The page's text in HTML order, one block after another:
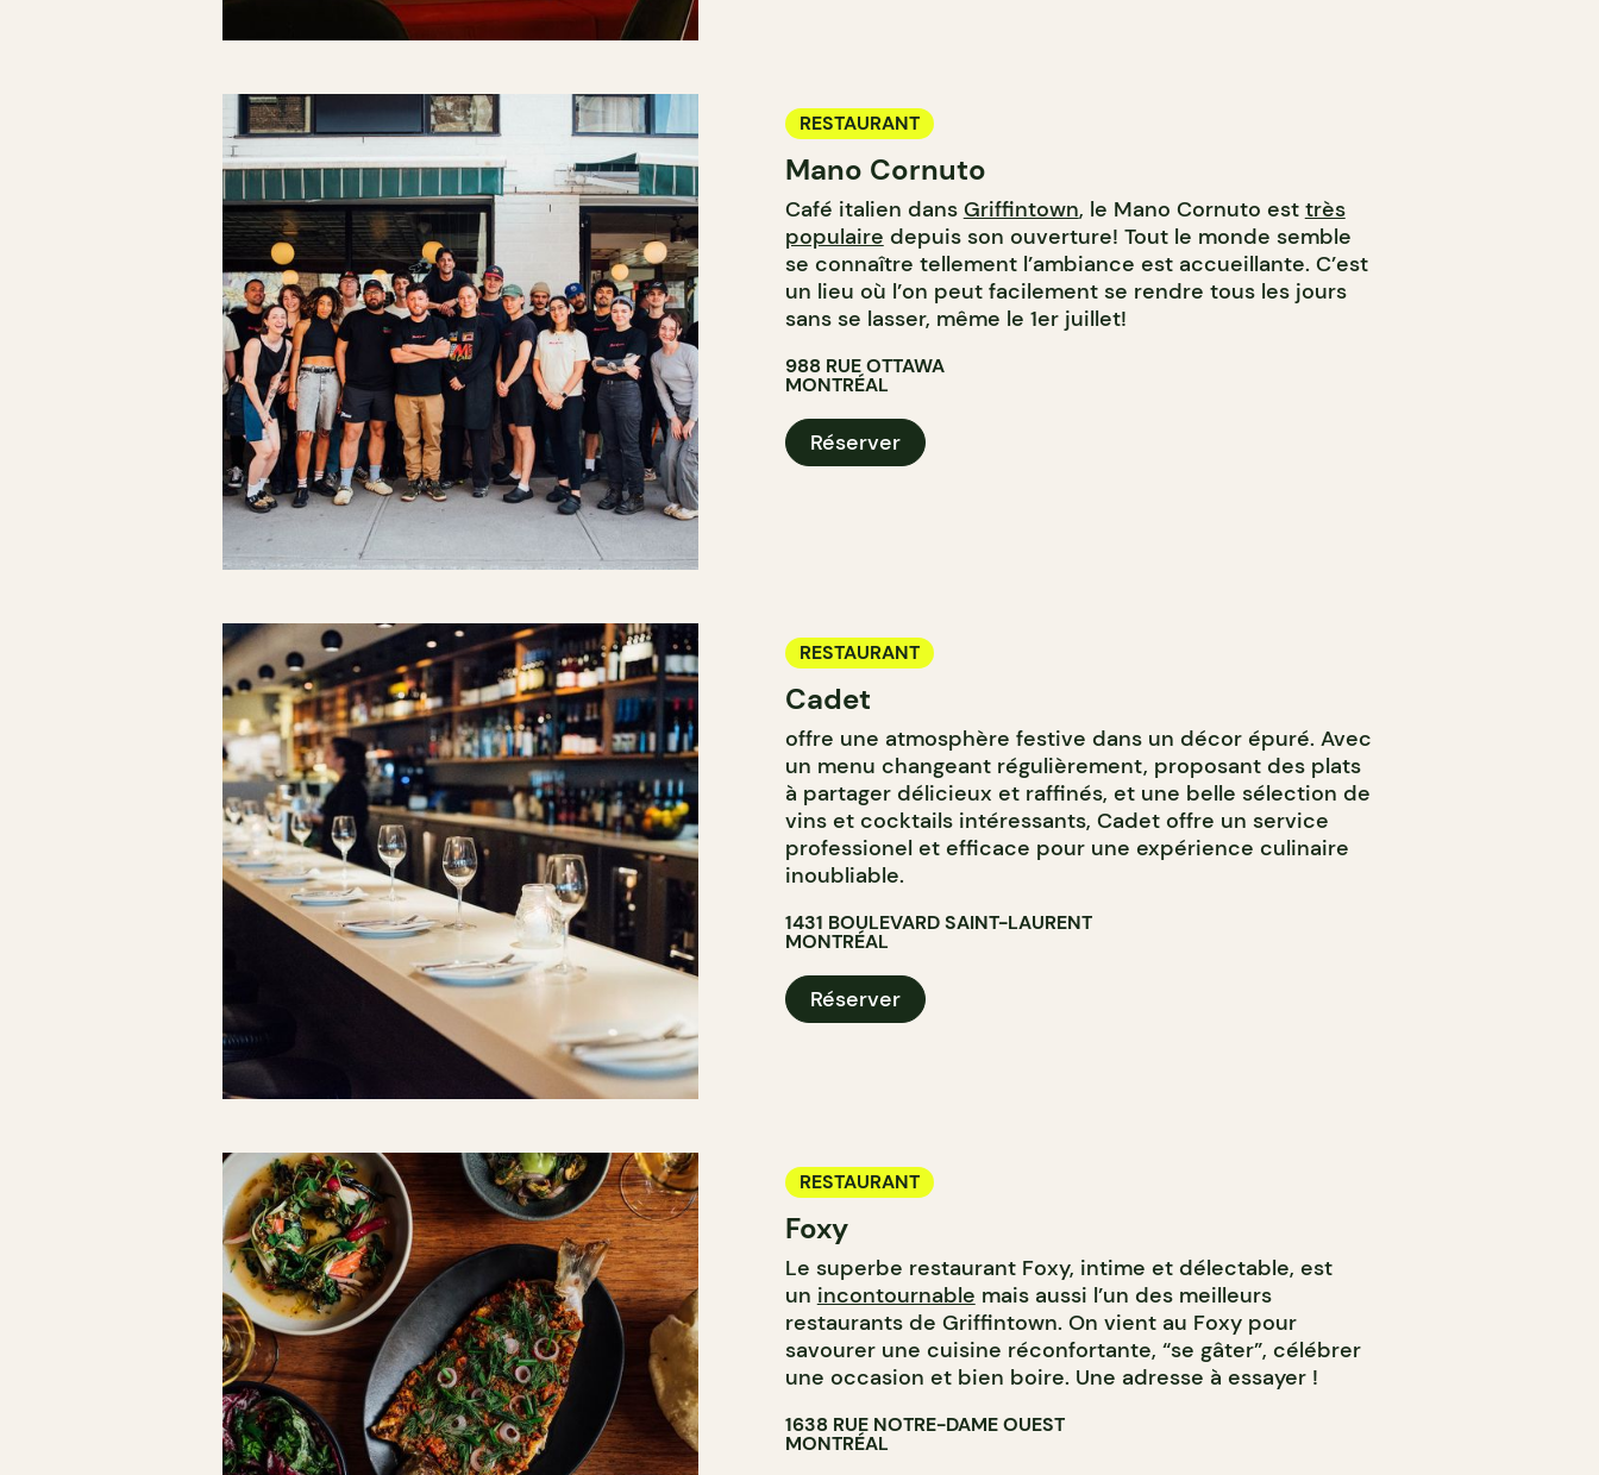
RESTAURANT
Mano Cornuto
Café italien dans Griffintown, le Mano Cornuto est très
populaire depuis son ouverture! Tout le monde semble
se connaître tellement l’ambiance est accueillante. C’est
un lieu où l’on peut facilement se rendre tous les jours
sans se lasser, même le 1er juillet!
988 RUE OTTAWA
MONTRÉAL
Réserver
RESTAURANT
Cadet
offre une atmosphère festive dans un décor épuré. Avec
un menu changeant régulièrement, proposant des plats
à partager délicieux et raffinés, et une belle sélection de
vins et cocktails intéressants, Cadet offre un service
professionel et efficace pour une expérience culinaire
inoubliable.
1431 BOULEVARD SAINT-LAURENT
MONTRÉAL
Réserver
RESTAURANT
Foxy
Le superbe restaurant Foxy, intime et délectable, est
un incontournable mais aussi l’un des meilleurs
restaurants de Griffintown. On vient au Foxy pour
savourer une cuisine réconfortante, “se gâter”, célébrer
une occasion et bien boire. Une adresse à essayer !
1638 RUE NOTRE-DAME OUEST
MONTRÉAL